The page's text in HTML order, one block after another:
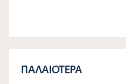
ΠΑΛΑΙΌΤΕΡΑ